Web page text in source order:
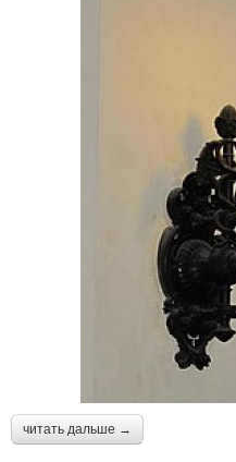
читать дальше →